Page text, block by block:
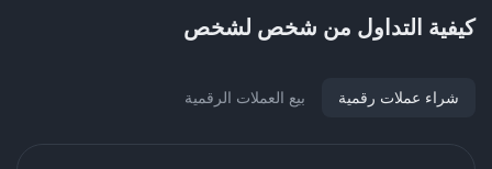
كيفية التداول من شخص لشخص
شراء عملات رقمية بيع العملات الرقمية